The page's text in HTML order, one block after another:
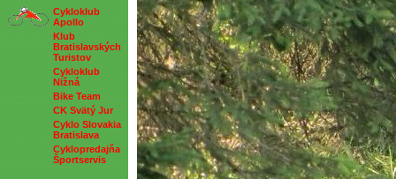
Cykloklub
Apollo
Klub
Bratislavských
Turistov
Cykloklub
Nižná
Bike Team
CK Svätý Jur
Cyklo Slovakia
Bratislava
Cyklopredajňa
Športservis